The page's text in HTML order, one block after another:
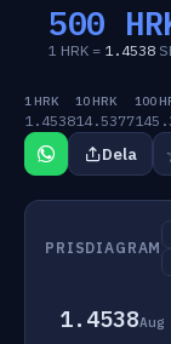
500
1 HRK = 1.4538
1 HRK
1.4538
10 HRK
14.5377
100
Dela
PRISDIAGRAM
1.4538